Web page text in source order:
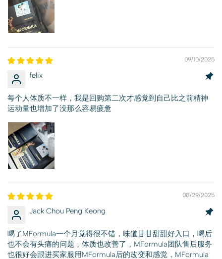
09/10/2025
felix
每个人体质不一样，我是回购第二次才感觉到自己比之前精神
运动量也增加了没那么容易疲惫
08/29/2025
Jack Chou Peng Keong
喝了MFormula一个月觉得很不错，味道甘甘甜甜好入口，喝后
也不会有头痛的问题，体质也改善了，MFormula团队售后服务
也很好会跟进买家服用MFormula后的改变和感觉，MFormula